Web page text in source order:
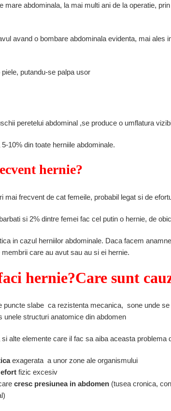
mare abdominala, la mai multi ani de la operatie,
avand o bombare abdominala evidenta, mai ales
putandu-se palpa usor
peretelui abdominal ,se produce o umflatura
10% din toate herniile abdominale.
hernie?
mai frecvent de cat femeile, probabil legat si de
si 2% dintre femei fac cel putin o hernie, de
in cazul herniilor abdominale. Daca facem
care au avut sau au si ei hernie.
hernie?Care sunt
puncte slabe ca rezistenta mecanica, sone unde
unele structuri anatomice din abdomen
alte elemente care il fac sa aiba aceasta problema
exagerata a unor zone ale organismului
efort fizic excesiv
cresc presiunea in abdomen (tusea cronica,